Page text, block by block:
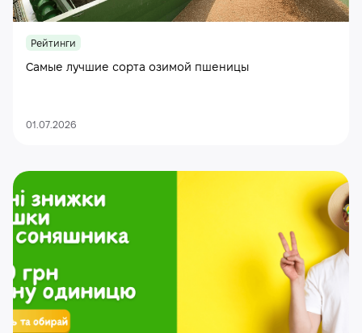
Рейтинги
Самые лучшие сорта озимой пшеницы
01.07.2026